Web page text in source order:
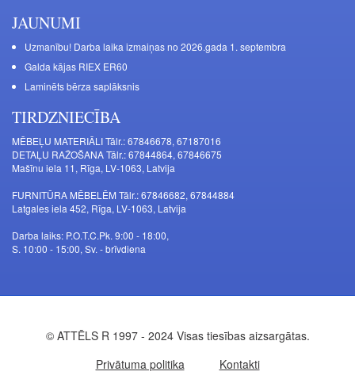
JAUNUMI
Uzmanību! Darba laika izmaiņas no 2026.gada 1. septembra
Galda kājas RIEX ER60
Laminēts bērza saplāksnis
TIRDZNIECĪBA
MĒBEĻU MATERIĀLI Tālr.: 67846678, 67187016
DETAĻU RAŽOŠANA Tālr.: 67844864, 67846675
Mašīnu iela 11, Rīga, LV-1063, Latvija
FURNITŪRA MĒBELĒM Tālr.: 67846682, 67844884
Latgales iela 452, Rīga, LV-1063, Latvija
Darba laiks: P.O.T.C.Pk. 9:00 - 18:00,
S. 10:00 - 15:00, Sv. - brīvdiena
© ATTĒLS R 1997 - 2024 Visas tiesības aizsargātas.
Privātuma politika
Kontakti